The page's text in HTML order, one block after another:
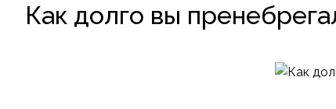
Как долго вы